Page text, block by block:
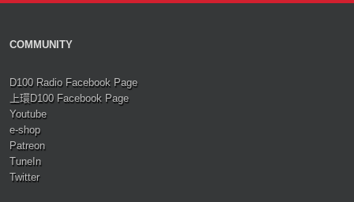
COMMUNITY
D100 Radio Facebook Page
上環D100 Facebook Page
Youtube
e-shop
Patreon
TuneIn
Twitter